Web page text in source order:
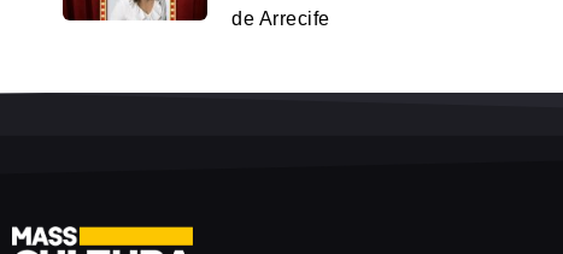
de Arrecife